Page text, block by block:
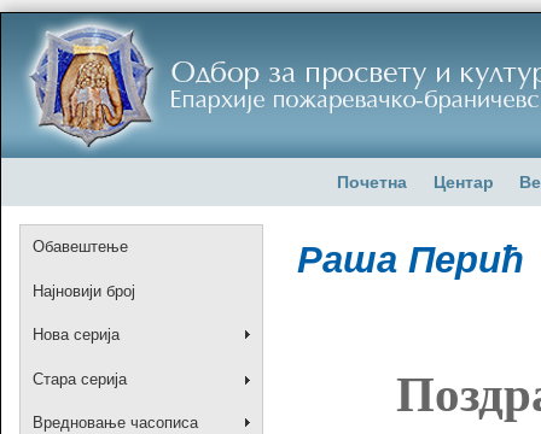
Почетна Центар
Обавештење
Најновији број
Нова серија
Стара серија
Вредновање часописа
Раша Перић